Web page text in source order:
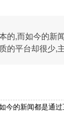
的,而如今的新
的平台却很少,
今的新闻都是通